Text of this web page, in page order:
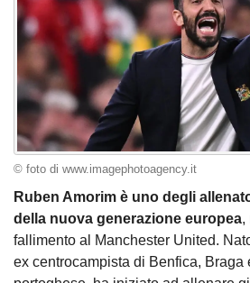
© foto di www.imagephotoagency.it
Ruben Amorim è uno degli
della nuova generazione europea,
fallimento al Manchester United.
ex centrocampista di Benfica, Braga